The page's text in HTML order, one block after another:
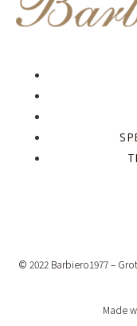
© 2022 Barbiero1977 –
Made